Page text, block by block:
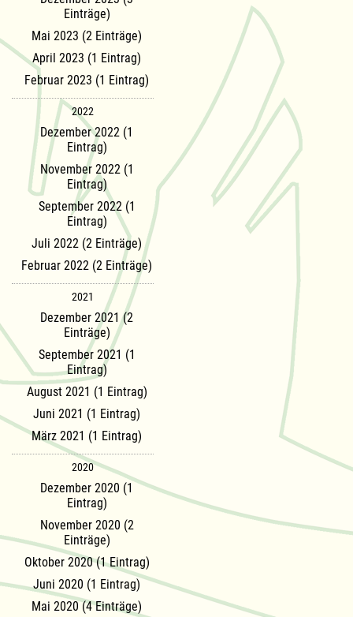
Einträge)
Mai 2023 (2 Einträge)
April 2023 (1 Eintrag)
Februar 2023 (1 Eintrag)
2022
Dezember 2022 (1
Eintrag)
November 2022 (1
Eintrag)
September 2022 (1
Eintrag)
Juli 2022 (2 Einträge)
Februar 2022 (2 Einträge)
2021
Dezember 2021 (2
Einträge)
September 2021 (1
Eintrag)
August 2021 (1 Eintrag)
Juni 2021 (1 Eintrag)
März 2021 (1 Eintrag)
2020
Dezember 2020 (1
Eintrag)
November 2020 (2
Einträge)
Oktober 2020 (1 Eintrag)
Juni 2020 (1 Eintrag)
Mai 2020 (4 Einträge)